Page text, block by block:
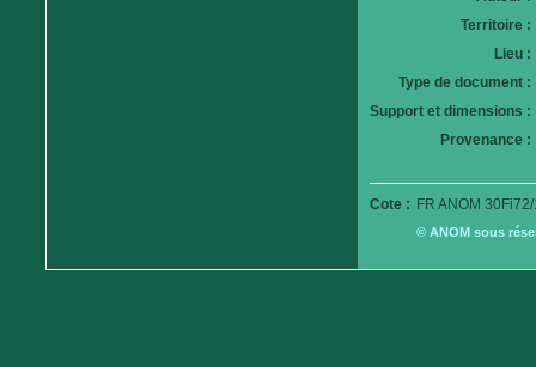
Territoire :
Lieu :
Type de document :
Support et dimensions :
Provenance :
Cote : FR ANOM 30Fi72/
© ANOM sous